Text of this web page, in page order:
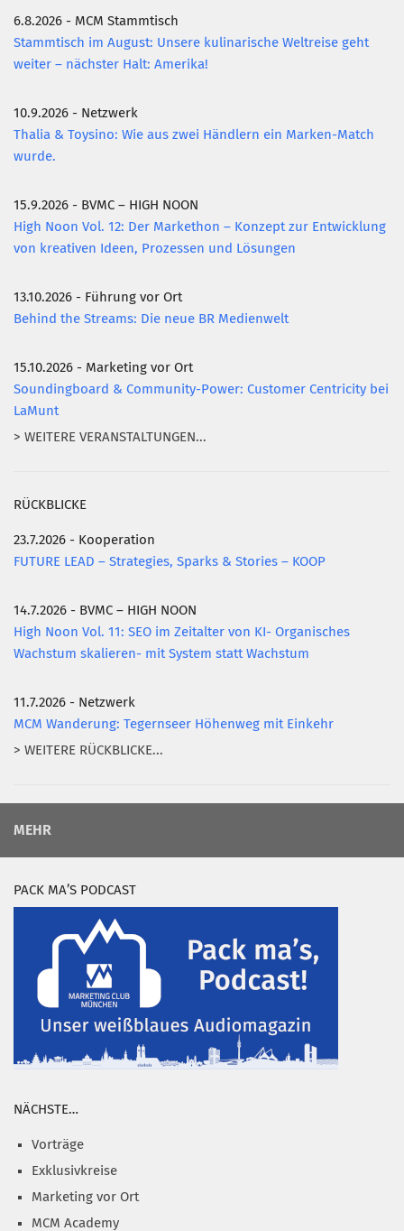
6.8.2026 - MCM Stammtisch
Stammtisch im August: Unsere kulinarische Weltreise geht
weiter – nächster Halt: Amerika!
10.9.2026 - Netzwerk
Thalia & Toysino: Wie aus zwei Händlern ein Marken-Match
wurde.
15.9.2026 - BVMC – HIGH NOON
High Noon Vol. 12: Der Markethon – Konzept zur Entwicklung
von kreativen Ideen, Prozessen und Lösungen
13.10.2026 - Führung vor Ort
Behind the Streams: Die neue BR Medienwelt
15.10.2026 - Marketing vor Ort
Soundingboard & Community-Power: Customer Centricity bei
LaMunt
> WEITERE VERANSTALTUNGEN...
RÜCKBLICKE
23.7.2026 - Kooperation
FUTURE LEAD – Strategies, Sparks & Stories – KOOP
14.7.2026 - BVMC – HIGH NOON
High Noon Vol. 11: SEO im Zeitalter von KI- Organisches
Wachstum skalieren- mit System statt Wachstum
11.7.2026 - Netzwerk
MCM Wanderung: Tegernseer Höhenweg mit Einkehr
> WEITERE RÜCKBLICKE...
MEHR
PACK MA’S PODCAST
NÄCHSTE…
Vorträge
Exklusivkreise
Marketing vor Ort
MCM Academy